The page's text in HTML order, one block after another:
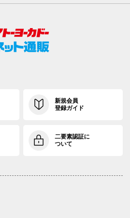
新規会員
登録ガイド
二要素認証に
ついて